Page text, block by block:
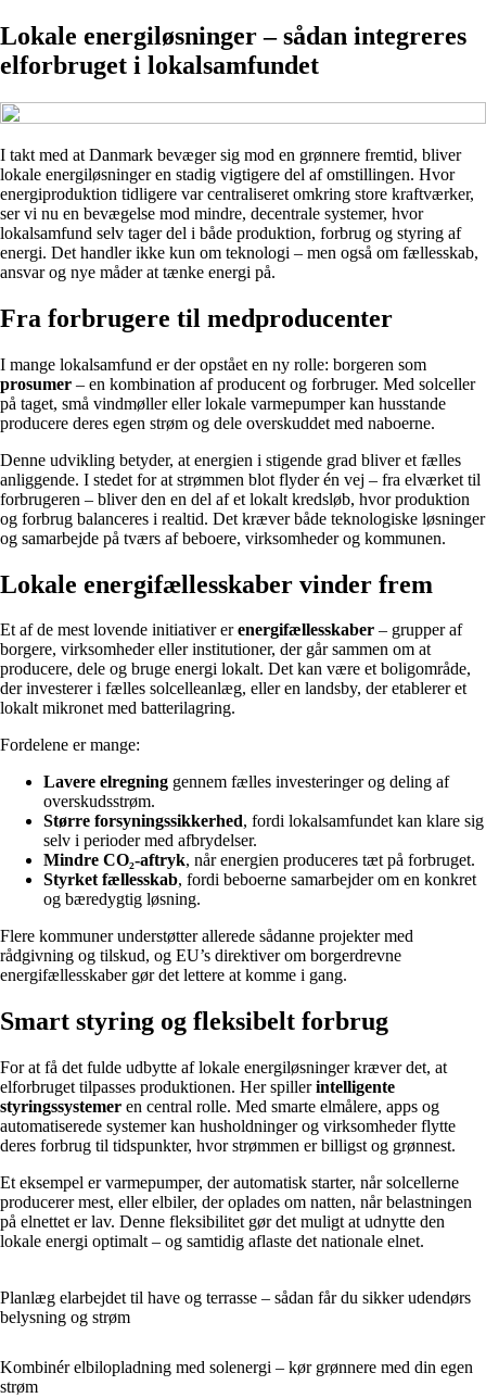
Lokale energiløsninger – sådan integreres
elforbruget i lokalsamfundet
I takt med at Danmark bevæger sig mod en grønnere fremtid, bliver
lokale energiløsninger en stadig vigtigere del af omstillingen. Hvor
energiproduktion tidligere var centraliseret omkring store kraftværker,
ser vi nu en bevægelse mod mindre, decentrale systemer, hvor
lokalsamfund selv tager del i både produktion, forbrug og styring af
energi. Det handler ikke kun om teknologi – men også om fællesskab,
ansvar og nye måder at tænke energi på.
Fra forbrugere til medproducenter
I mange lokalsamfund er der opstået en ny rolle: borgeren som
prosumer – en kombination af producent og forbruger. Med solceller
på taget, små vindmøller eller lokale varmepumper kan husstande
producere deres egen strøm og dele overskuddet med naboerne.
Denne udvikling betyder, at energien i stigende grad bliver et fælles
anliggende. I stedet for at strømmen blot flyder én vej – fra elværket til
forbrugeren – bliver den en del af et lokalt kredsløb, hvor produktion
og forbrug balanceres i realtid. Det kræver både teknologiske løsninger
og samarbejde på tværs af beboere, virksomheder og kommunen.
Lokale energifællesskaber vinder frem
Et af de mest lovende initiativer erenergifællesskaber – grupper af
borgere, virksomheder eller institutioner, der går sammen om at
producere, dele og bruge energi lokalt. Det kan være et boligområde,
der investerer i fælles solcelleanlæg, eller en landsby, der etablerer et
lokalt mikronet med batterilagring.
Fordelene er mange:
Lavere elregning gennem fælles investeringer og deling af
overskudsstrøm.
Større forsyningssikkerhed, fordi lokalsamfundet kan klare sig
selv i perioder med afbrydelser.
Mindre CO₂-aftryk, når energien produceres tæt på forbruget.
Styrket fællesskab, fordi beboerne samarbejder om en konkret
og bæredygtig løsning.
Flere kommuner understøtter allerede sådanne projekter med
rådgivning og tilskud, og EU’s direktiver om borgerdrevne
energifællesskaber gør det lettere at komme i gang.
Smart styring og fleksibelt forbrug
For at få det fulde udbytte af lokale energiløsninger kræver det, at
elforbruget tilpasses produktionen. Her spillerintelligente
styringssystemer en central rolle. Med smarte elmålere, apps og
automatiserede systemer kan husholdninger og virksomheder flytte
deres forbrug til tidspunkter, hvor strømmen er billigst og grønnest.
Et eksempel er varmepumper, der automatisk starter, når solcellerne
producerer mest, eller elbiler, der oplades om natten, når belastningen
på elnettet er lav. Denne fleksibilitet gør det muligt at udnytte den
lokale energi optimalt – og samtidig aflaste det nationale elnet.
Planlæg elarbejdet til have og terrasse – sådan får du sikker udendørs
belysning og strøm
Kombinér elbilopladning med solenergi – kør grønnere med din egen
strøm